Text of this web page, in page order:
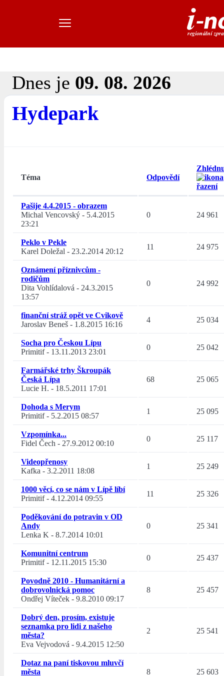
Dnes je 09. 08. 2026
Hydepark
Téma Odpovědí
Pašije 4.4.2015 - obrazem
Michal Vencovský - 5.4.2015
23:21
0 24 961
Peklo v Pekle
Karel Doležal - 23.2.2014 20:12
11 24 975
Oznámení příznivcům -
rodičům
Dita Vohlídalová - 24.3.2015
13:57
0 24 992
finanční stráž opět ve Cvikově
Jaroslav Beneš - 1.8.2015 16:16
4 25 034
Socha pro Českou Lípu
Primitif- 13.11.2013 23:01
0 25 042
Farmářské trhy Škroupák
Česká Lípa
Lucie H. - 18.5.2011 17:01
68 25 065
Dohoda s Merym
Primitif- 5.2.2015 08:57
1 25 095
Vzpomínka...
Fidel Čech - 27.9.2012 00:10
0 25 117
Videopřenosy
Kafka - 3.2.2011 18:08
1 25 249
1000 věcí, co se nám v Lípě líbí
Primitif- 4.12.2014 09:55
11 25 326
Poděkování do potravin v OD
Andy
Lenka K - 8.7.2014 10:01
0 25 341
Komunitní centrum
Primitif- 12.11.2015 15:30
0 25 437
Povodně 2010 - Humanitární a
dobrovolnická pomoc
Ondřej Víteček - 9.8.2010 09:17
8 25 457
Dobrý den, prosím, existuje
seznamka pro lidi z našeho
města?
Eva Vejvodová - 9.4.2015 12:50
2 25 541
Dotaz na paní tiskovou mluvčí
města
8 25 603